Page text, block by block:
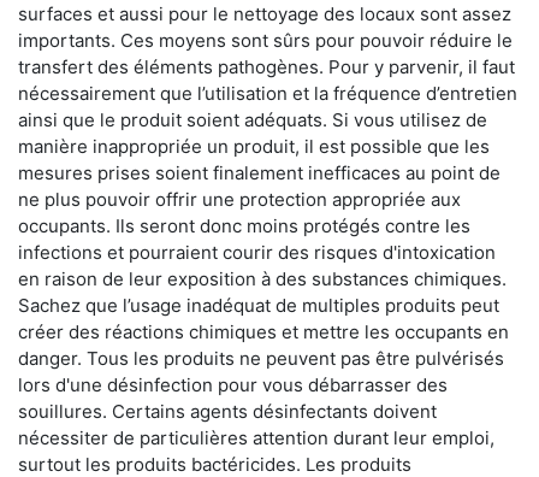
surfaces et aussi pour le nettoyage des locaux sont assez
importants. Ces moyens sont sûrs pour pouvoir réduire le
transfert des éléments pathogènes. Pour y parvenir, il faut
nécessairement que l’utilisation et la fréquence d’entretien
ainsi que le produit soient adéquats. Si vous utilisez de
manière inappropriée un produit, il est possible que les
mesures prises soient finalement inefficaces au point de
ne plus pouvoir offrir une protection appropriée aux
occupants. Ils seront donc moins protégés contre les
infections et pourraient courir des risques d'intoxication
en raison de leur exposition à des substances chimiques.
Sachez que l’usage inadéquat de multiples produits peut
créer des réactions chimiques et mettre les occupants en
danger. Tous les produits ne peuvent pas être pulvérisés
lors d'une désinfection pour vous débarrasser des
souillures. Certains agents désinfectants doivent
nécessiter de particulières attention durant leur emploi,
surtout les produits bactéricides. Les produits